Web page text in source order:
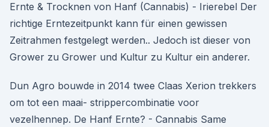
Ernte & Trocknen von Hanf (Cannabis) - Irierebel Der
richtige Erntezeitpunkt kann für einen gewissen
Zeitrahmen festgelegt werden.. Jedoch ist dieser von
Grower zu Grower und Kultur zu Kultur ein anderer.
Dun Agro bouwde in 2014 twee Claas Xerion trekkers
om tot een maai- strippercombinatie voor
vezelhennep. De Hanf Ernte? - Cannabis Same